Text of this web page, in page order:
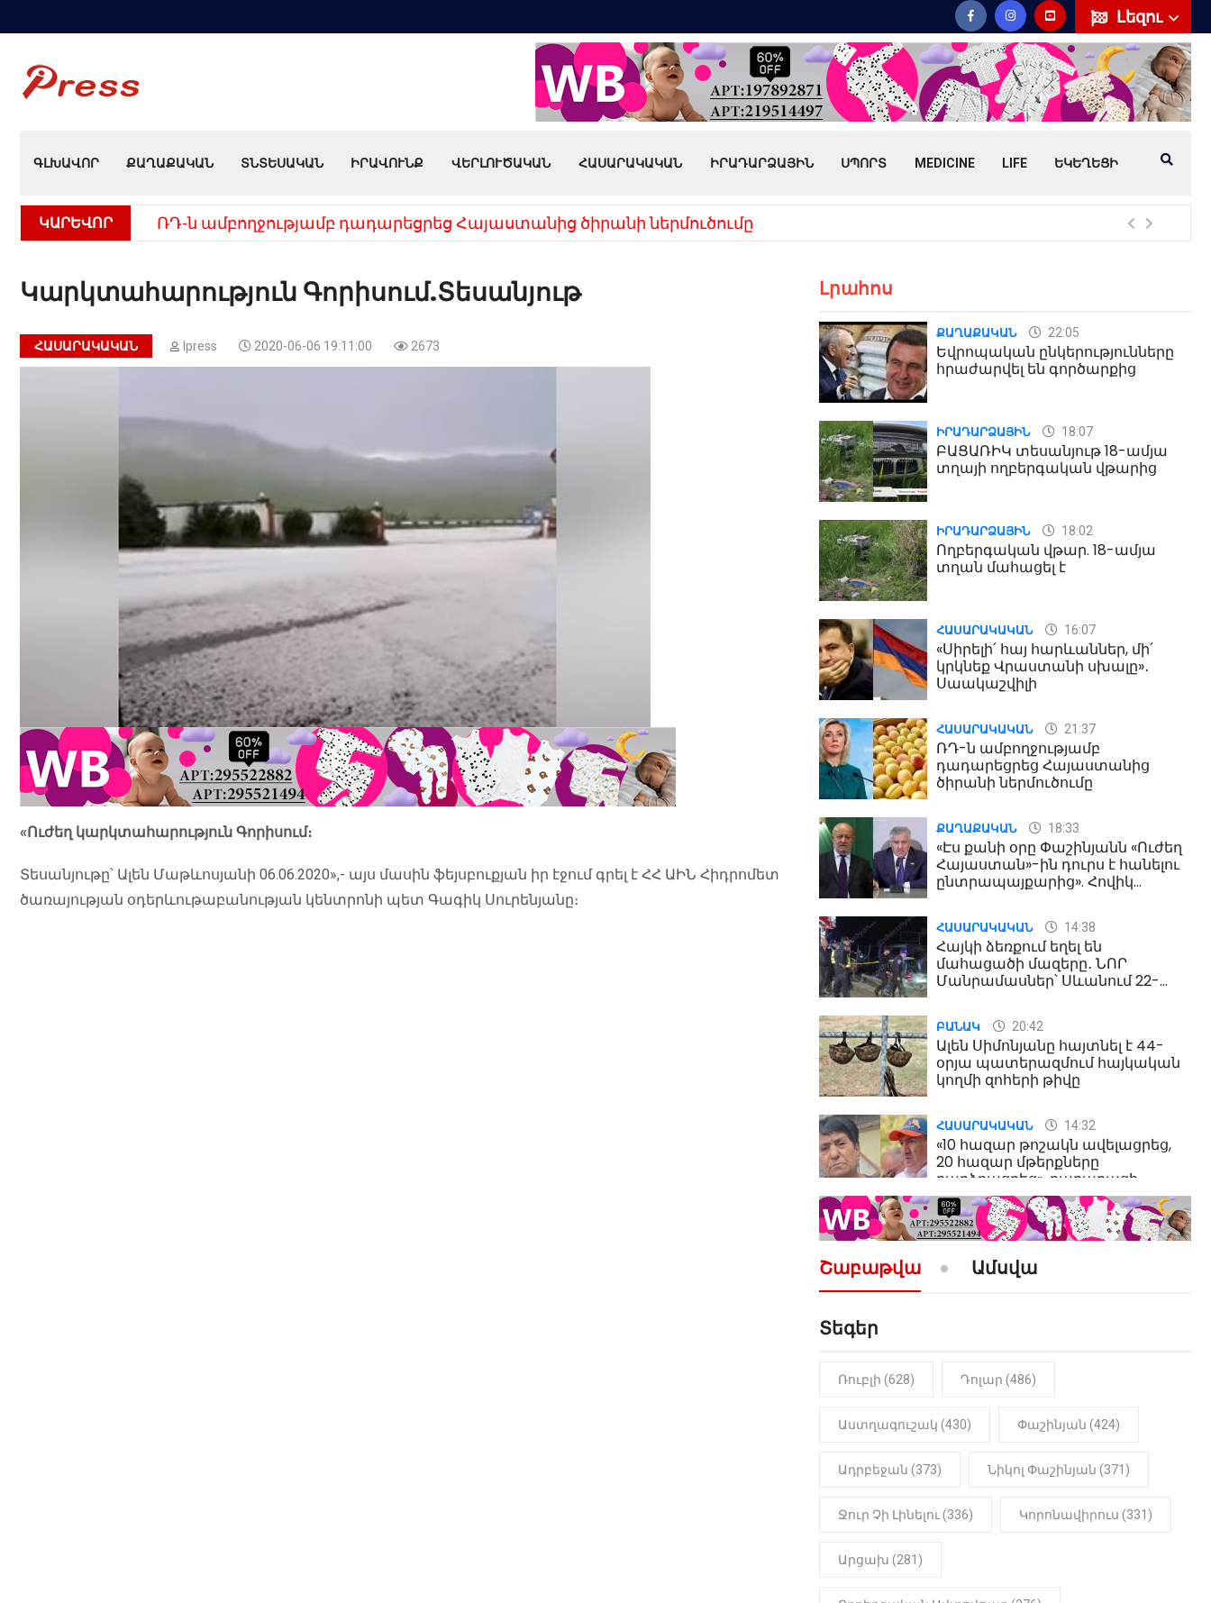
Լեզու
ԳԼԽԱՎՈՐ ՔԱՂԱՔԱԿԱՆ ՏՆՏԵՍԱԿԱՆ ԻՐԱՎՈՒՆՔ ՎԵՐԼՈՒԾԱԿԱՆ ՀԱՍԱՐԱԿԱԿԱՆ ԻՐԱԴԱՐՁԱՅԻՆ ՍՊՈՐՏ MEDICINE LIFE ԵԿԵՂԵՑԻ
ԿԱՐԵՎՈՐ ՌԴ-ն ամբողջությամբ դադարեցրեց Հայաստանից ծիրանի ներմուծումը
Կարկտահարություն Գորիսում.Տեսանյութ
ՀԱՍԱՐԱԿԱԿԱՆ Ipress 2020-06-06 19:11:00 2673
«Ուժեղ կարկտահարություն Գորիսում։
Տեսանյութը՝ Ալեն Մաթևոսյանի 06.06.2020»,- այս մասին ֆեյսբուքյան իր էջում գրել է ՀՀ ԱԻՆ Հիդրոմետ
ծառայության օդերևութաբանության կենտրոնի պետ Գագիկ Սուրենյանը։
Լրահոս
ՔԱՂԱՔԱԿԱՆ 22:05
Եվրոպական ընկերությունները
հրաժարվել են գործարքից
ԻՐԱԴԱՐՁԱՅԻՆ 18:07
ԲԱՑԱՌԻԿ տեսանյութ 18-ամյա
տղայի ողբերգական վթարից
ԻՐԱԴԱՐՁԱՅԻՆ 18:02
Ողբերգական վթար. 18-ամյա
տղան մահացել է
ՀԱՍԱՐԱԿԱԿԱՆ 16:07
«Սիրելի՛ հայ հարևաններ, մի՛
կրկնեք Վրաստանի սխալը»․
Սաակաշվիլի
ՀԱՍԱՐԱԿԱԿԱՆ 21:37
ՌԴ-ն ամբողջությամբ
դադարեցրեց Հայաստանից
ծիրանի ներմուծումը
ՔԱՂԱՔԱԿԱՆ 18:33
«Էս քանի օրը Փաշինյանն «Ուժեղ
Հայաստան»-ին դուրս է հանելու
ընտրապայքարից». Հովիկ
ՀԱՍԱՐԱԿԱԿԱՆ 14:38
Հայկի ձեռքում եղել են
մահացածի մազերը․ ՆՈՐ
Մանրամասներ՝ Սևանում 22-
ԲԱՆԱԿ 20:42
Ալեն Սիմոնյանը հայտնել է 44-
օրյա պատերազմում հայկական
կողմի զոհերի թիվը
ՀԱՍԱՐԱԿԱԿԱՆ 14:32
«10 հազար թոշակն ավելացրեց,
20 հազար մթերքները
բարձրացրեց». քաղաքացի
(տեսանյութ)
ՔԱՂԱՔԱԿԱՆ 10:52
«Լեզվիդ տալու փոխարեն
արտաբերիր այս երկու
նախադասությունը»․ Իշխան
Նիկոլ Փաշինյան
ԻՐԱԴԱՐՁԱՅԻՆ 22:01
հայտնաբերվել է
մանկապղծության համար
մարմինը
Շաբաթվա Ամսվա
Տեգեր
Ռուբլի (628) Դոլար (486)
Աստղագուշակ (430) Փաշինյան (424)
Ադրբեջան (373) Նիկոլ Փաշինյան (371)
Ջուր Չի Լինելու (336) Կորոնավիրուս (331)
Արցախ (281)